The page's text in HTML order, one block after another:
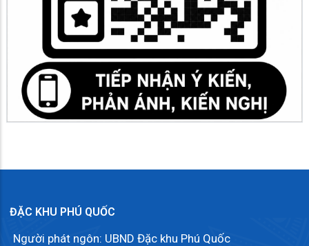
ĐẶC KHU PHÚ QUỐC
Người phát ngôn: UBND Đặc khu Phú Quốc